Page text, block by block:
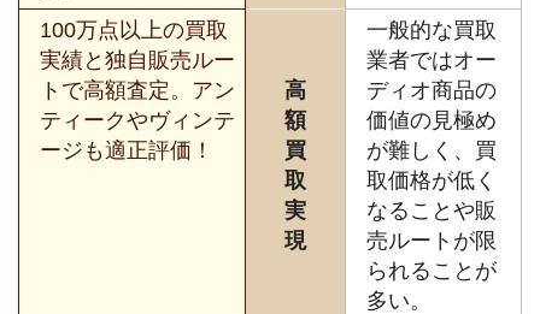
100万点以上の買取
実績と独自販売ルー
トで高額査定。アン
ティークやヴィンテ
ージも適正評価！
高
額
買
取
実
現
一般的な買取
業者ではオー
ディオ商品の
価値の見極め
が難しく、買
取価格が低く
なることや販
売ルートが限
られることが
多い。